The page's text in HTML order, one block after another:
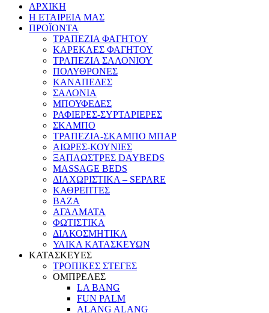
ΑΡΧΙΚΗ
Η ΕΤΑΙΡΕΙΑ ΜΑΣ
ΠΡΟΪΟΝΤΑ
ΤΡΑΠΕΖΙΑ ΦΑΓΗΤΟΥ
ΚΑΡΕΚΛΕΣ ΦΑΓΗΤΟΥ
ΤΡΑΠΕΖΙΑ ΣΑΛΟΝΙΟΥ
ΠΟΛΥΘΡΟΝΕΣ
ΚΑΝΑΠΕΔΕΣ
ΣΑΛΟΝΙΑ
ΜΠΟΥΦΕΔΕΣ
ΡΑΦΙΕΡΕΣ-ΣΥΡΤΑΡΙΕΡΕΣ
ΣΚΑΜΠΟ
ΤΡΑΠΕΖΙΑ-ΣΚΑΜΠΟ ΜΠΑΡ
ΑΙΩΡΕΣ-ΚΟΥΝΙΕΣ
ΞΑΠΛΩΣΤΡΕΣ DAYBEDS
MASSAGE BEDS
ΔΙΑΧΩΡΙΣΤΙΚΑ – SEPARE
ΚΑΘΡΕΠΤΕΣ
ΒΑΖΑ
ΑΓΑΛΜΑΤΑ
ΦΩΤΙΣΤΙΚΑ
ΔΙΑΚΟΣΜΗΤΙΚΑ
ΥΛΙΚΑ ΚΑΤΑΣΚΕΥΩΝ
ΚΑΤΑΣΚΕΥΕΣ
ΤΡΟΠΙΚΕΣ ΣΤΕΓΕΣ
ΟΜΠΡΕΛΕΣ
LA BANG
FUN PALM
ALANG ALANG